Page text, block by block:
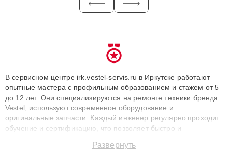
В сервисном центре irk.vestel-servis.ru в Иркутске работают
опытные мастера с профильным образованием и стажем от 5
до 12 лет. Они специализируются на ремонте техники бренда
Vestel, используют современное оборудование и
оригинальные запчасти. Каждый инженер регулярно проходит
обучение и сертификацию, что позволяет быстро и
сохранением гарантии до 3 лет. Наши мастера решают
Развернуть